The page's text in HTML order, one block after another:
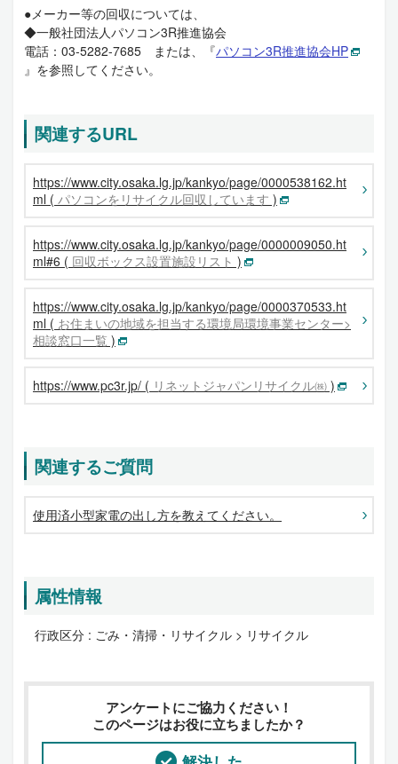
●メーカー等の回収については、
◆一般社団法人パソコン3R推進協会
電話：03-5282-7685 または、『パソコン3R推進協会HP
』を参照してください。
関連するURL
https://www.city.osaka.lg.jp/kankyo/page/0000538162.ht
ml ( パソコンをリサイクル回収しています )
https://www.city.osaka.lg.jp/kankyo/page/0000009050.ht
ml#6 ( 回収ボックス設置施設リスト )
https://www.city.osaka.lg.jp/kankyo/page/0000370533.ht
ml ( お住まいの地域を担当する環境局環境事業センター>
相談窓口一覧 )
https://www.pc3r.jp/ ( リネットジャパンリサイクル㈱ )
関連するご質問
使用済小型家電の出し方を教えてください。
属性情報
行政区分 : ごみ・清掃・リサイクル > リサイクル
アンケートにご協力ください！
このページはお役に立ちましたか？